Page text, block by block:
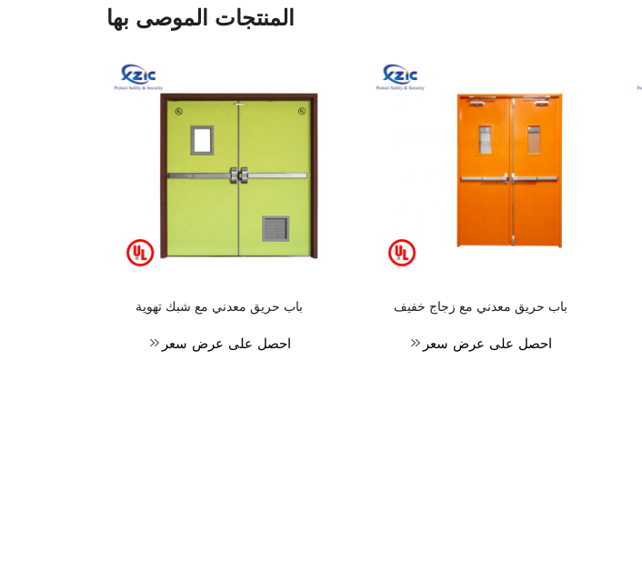
المنتجات الموصى بها
باب حريق معدني مع زجاج خفيف
احصل على عرض سعر
باب حريق معدني مع شبك تهوية
احصل على عرض سعر